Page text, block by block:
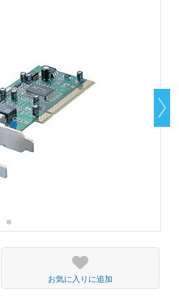
お気に入りに追加